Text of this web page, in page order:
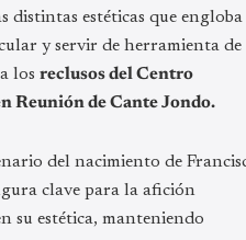
distintas estéticas que engloba
y servir de herramienta de
los reclusos del Centro
Reunión de Cante Jondo.
del nacimiento de
clave para la afición
su estética, manteniendo